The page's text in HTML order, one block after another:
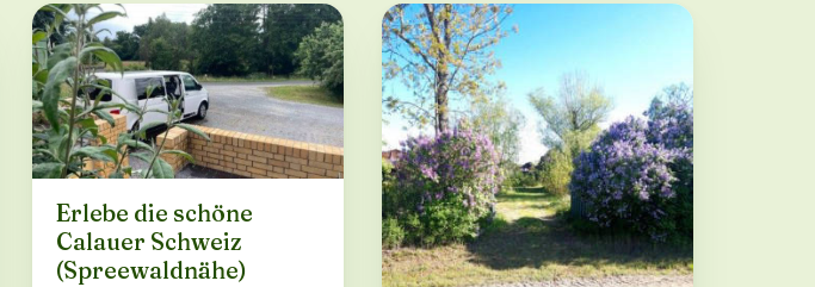
Erlebe die schöne
Calauer Schweiz
(Spreewaldnähe)